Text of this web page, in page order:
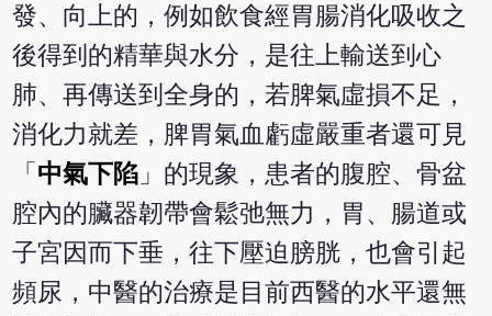
發、向上的，例如飲食經胃腸消化吸收之
後得到的精華與水分，是往上輸送到心
肺、再傳送到全身的，若脾氣虛損不足，
消化力就差，脾胃氣血虧虛嚴重者還可見
「 中氣下陷 」的現象，患者的腹腔、骨盆
腔內的臟器韌帶會鬆弛無力，胃、腸道或
子宮因而下垂，往下壓迫膀胱，也會引起
頻尿，中醫的治療是目前西醫的水平還無